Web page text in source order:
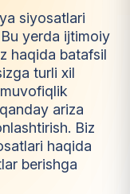
siyosatlari
yerda ijtimoiy
haqida batafsil
turli xil
ariza
Biz
haqida
berishga